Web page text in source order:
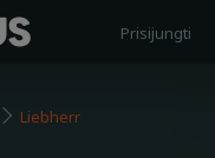
Prisijungti
Liebherr